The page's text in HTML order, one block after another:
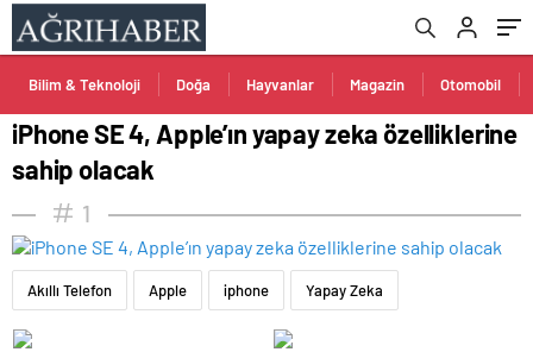
Bilim & Teknoloji Doğa Hayvanlar Magazin Otomobil
iPhone SE 4, Apple’ın yapay zeka özelliklerine
sahip olacak
1
Akıllı Telefon Apple iphone Yapay Zeka